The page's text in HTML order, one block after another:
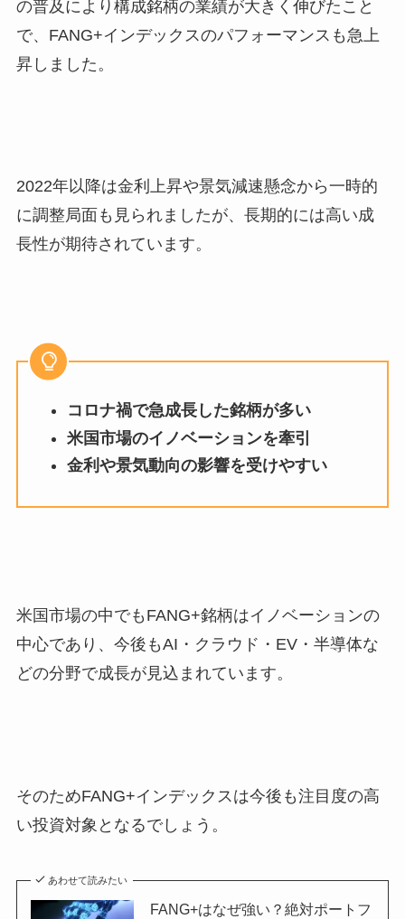
の普及により構成銘柄の業績が大きく伸びたこと
で、FANG+インデックスのパフォーマンスも急上
昇しました。
2022年以降は金利上昇や景気減速懸念から一時的
に調整局面も見られましたが、長期的には高い成
長性が期待されています。
コロナ禍で急成長した銘柄が多い
米国市場のイノベーションを牽引
金利や景気動向の影響を受けやすい
米国市場の中でもFANG+銘柄はイノベーションの
中心であり、今後もAI・クラウド・EV・半導体な
どの分野で成長が見込まれています。
そのためFANG+インデックスは今後も注目度の高
い投資対象となるでしょう。
あわせて読みたい
FANG+はなぜ強い？絶対ポートフ